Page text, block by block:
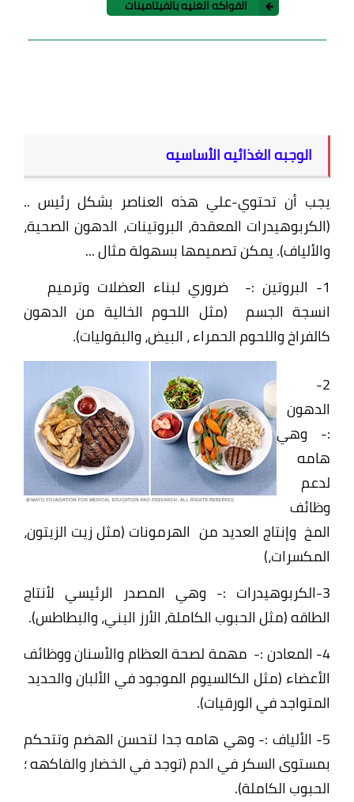
الفواكه الغنيه بالفيتامينات
الوجبه الغذائيه الأساسيه
يجب أن تحتوي-علي هذه العناصر بشكل رئيس ..
(الكربوهيدرات المعقدة، البروتينات، الدهون الصحية،
والألياف). يمكن تصميمها بسهولة مثال ...
1- البروتين :-
ضروري لبناء العضلات وترميم
انسجة الجسم
(مثل اللحوم الخالية من الدهون
كالفراخ واللحوم الحمراء ، البيض، والبقوليات).
2-
الدهون
:- وهي
هامه
لدعم
وظائف
المخ وإنتاج العديد من الهرمونات (مثل زيت الزيتون،
المكسرات،)
3-الكربوهيدرات :-
وهي المصدر الرئيسي لأنتاج
الطاقه (مثل الحبوب الكاملة، الأرز البني، والبطاطس).
4- المعادن :-
مهمة لصحة العظام والأسنان ووظائف
الأعضاء (مثل الكالسيوم الموجود في الألبان والحديد
المتواجد في الورقيات).
5- الألياف :- وهي هامه جدا ل
تحسن الهضم وتتحكم
بمستوى السكر في الدم (توجد في الخضار والفاكهه ؛
الحبوب الكاملة).